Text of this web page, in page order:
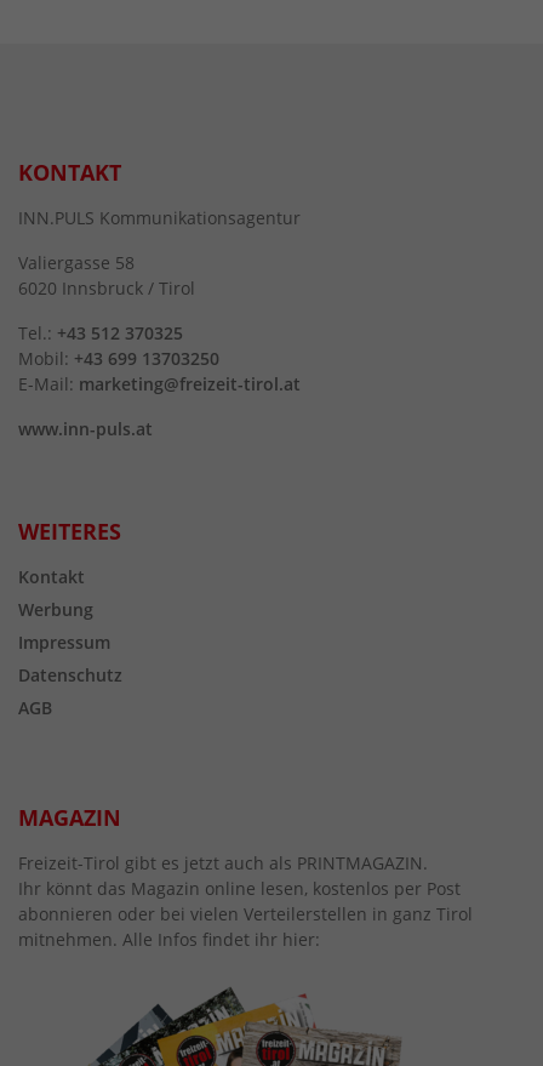
KONTAKT
INN.PULS Kommunikationsagentur
Valiergasse 58
6020 Innsbruck / Tirol
Tel.: +43 512 370325
Mobil: +43 699 13703250
E-Mail: marketing@freizeit-tirol.at
www.inn-puls.at
WEITERES
Kontakt
Werbung
Impressum
Datenschutz
AGB
MAGAZIN
Freizeit-Tirol gibt es jetzt auch als PRINTMAGAZIN.
Ihr könnt das Magazin online lesen, kostenlos per Post
abonnieren oder bei vielen Verteilerstellen in ganz Tirol
mitnehmen. Alle Infos findet ihr hier: